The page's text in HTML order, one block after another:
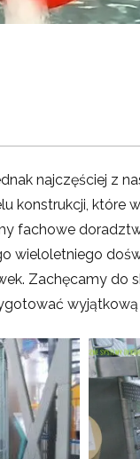
najczęściej z
konstrukcji, które
fachowe
wieloletniego
Zachęcamy do